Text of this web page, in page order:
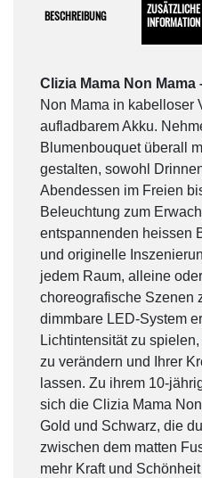
BESCHREIBUNG
ZUSÄTZLICHE
INFORMATION
Clizia Mama Non Mama
Non Mama in kabelloser
aufladbarem Akku.
Blumenbouquet überall
gestalten, sowohl
Abendessen im Freien
Beleuchtung zum
entspannenden heissen
und originelle
jedem Raum, alleine
choreografische Szenen
dimmbare LED-System
Lichtintensität zu
zu verändern und Ihrer
lassen. Zu ihrem 10-
sich die Clizia Mama
Gold und Schwarz, die
zwischen dem matten
mehr Kraft und